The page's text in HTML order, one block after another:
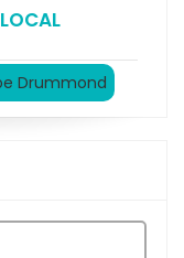
Drummond